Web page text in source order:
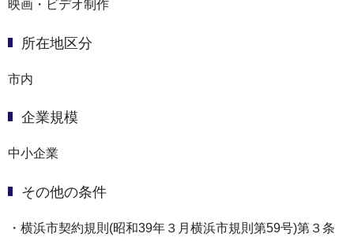
映画・ビデオ制作
所在地区分
市内
企業規模
中小企業
その他の条件
・横浜市契約規則(昭和39年３⽉横浜市規則第59号)第３条